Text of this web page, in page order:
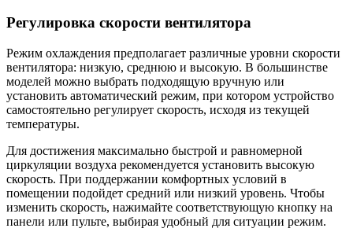
Регулировка скорости вентилятора
Режим охлаждения предполагает различные уровни скорости
вентилятора: низкую, среднюю и высокую. В большинстве
моделей можно выбрать подходящую вручную или
установить автоматический режим, при котором устройство
самостоятельно регулирует скорость, исходя из текущей
температуры.
Для достижения максимально быстрой и равномерной
циркуляции воздуха рекомендуется установить высокую
скорость. При поддержании комфортных условий в
помещении подойдет средний или низкий уровень. Чтобы
изменить скорость, нажимайте соответствующую кнопку на
панели или пульте, выбирая удобный для ситуации режим.